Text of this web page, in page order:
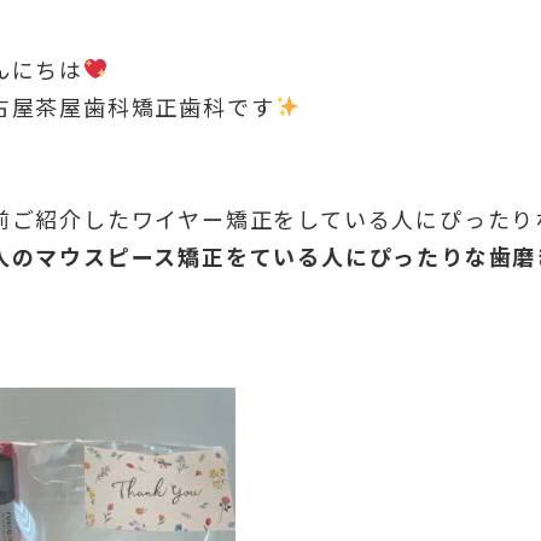
にちは
屋茶屋歯科矯正歯科です
ご紹介したワイヤー矯正をしている人にぴった
のマウスピース矯正をている人にぴったりな歯